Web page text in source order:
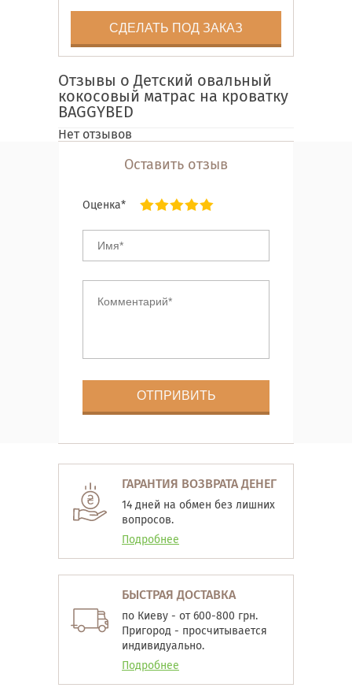
СДЕЛАТЬ ПОД ЗАКАЗ
Отзывы о Детский овальный
кокосовый матрас на кроватку
BAGGYBED
Нет отзывов
Оставить отзыв
Оценка*
ГАРАНТИЯ ВОЗВРАТА ДЕНЕГ
14 дней на обмен без лишних
вопросов.
Подробнее
БЫСТРАЯ ДОСТАВКА
по Киеву - от 600-800 грн.
Пригород - просчитывается
индивидуально.
Подробнее